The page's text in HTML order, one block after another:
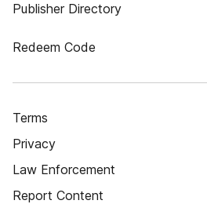
Publisher Directory
Redeem Code
Terms
Privacy
Law Enforcement
Report Content